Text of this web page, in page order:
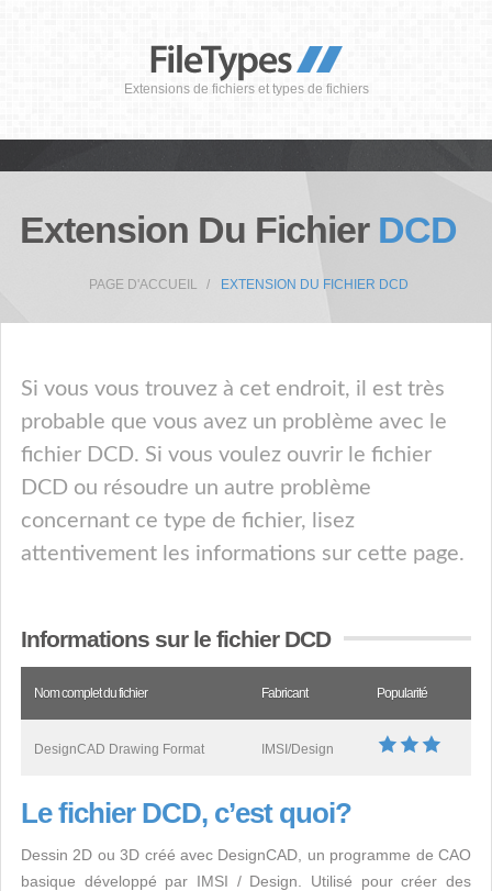
Extensions de fichiers et types de fichiers
Extension Du Fichier DCD
PAGE D'ACCUEIL EXTENSION DU FICHIER DCD
Si vous vous trouvez à cet endroit, il est très
probable que vous avez un problème avec le
fichier DCD. Si vous voulez ouvrir le fichier
DCD ou résoudre un autre problème
concernant ce type de fichier, lisez
attentivement les informations sur cette page.
Informations sur le fichier DCD
Nom complet du fichier Fabricant Popularité
DesignCAD Drawing Format IMSI/Design
Le fichier DCD, c’est quoi?
Dessin 2D ou 3D créé avec DesignCAD, un programme de CAO
basique développé par IMSI / Design. Utilisé pour créer des